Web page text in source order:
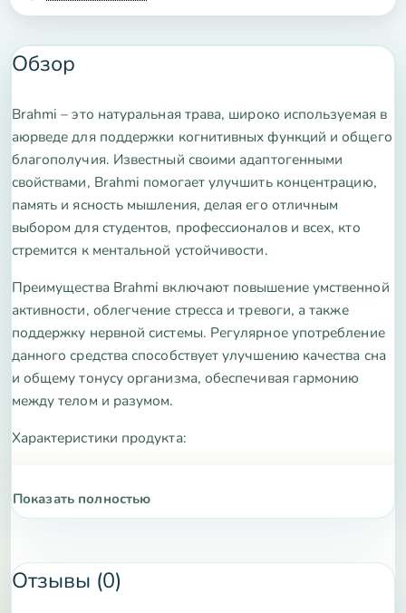
Обзор
Brahmi – это натуральная трава, широко используемая в
аюрведе для поддержки когнитивных функций и общего
благополучия. Известный своими адаптогенными
свойствами, Brahmi помогает улучшить концентрацию,
память и ясность мышления, делая его отличным
выбором для студентов, профессионалов и всех, кто
стремится к ментальной устойчивости.
Преимущества Brahmi включают повышение умственной
активности, облегчение стресса и тревоги, а также
поддержку нервной системы. Регулярное употребление
данного средства способствует улучшению качества сна
и общему тонусу организма, обеспечивая гармонию
между телом и разумом.
Характеристики продукта:
Упаковка гарантирует сохранность свойств
Показать полностью
Отзывы (0)